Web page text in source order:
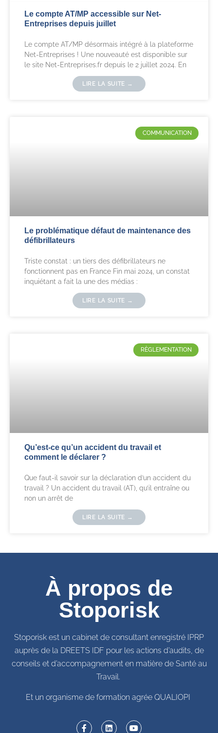
Le compte AT/MP accessible sur Net-
Entreprises depuis juillet
Le compte AT/MP désormais intégré à la plateforme
Net-Entreprises ! Une nouveauté est disponible sur
le site Net-Entreprises.fr depuis le 2 juillet 2024. En
LIRE LA SUITE →
COMMUNICATION
Le problématique défaut de maintenance des
défibrillateurs
Triste constat : un tiers des défibrillateurs ne
fonctionnent pas en France Fin mai 2024, un constat
inquiétant a fait la une des médias :
LIRE LA SUITE →
RÈGLEMENTATION
Qu’est-ce qu’un accident du travail et
comment le déclarer ?
Que faut-il savoir sur la déclaration d’un accident du
travail ? Un accident du travail (AT), qu’il entraîne ou
non un arrêt de
LIRE LA SUITE →
À propos de
Stoporisk
Stoporisk est un cabinet de consultant enregistré IPRP
auprès de la DREETS IDF pour les actions d’audits, de
conseils et d’accompagnement en matière de Santé au
Travail.
Et un organisme de formation agrée QUALIOPI